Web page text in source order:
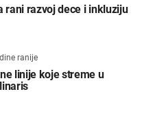
rani razvoj dece i inkluziju
ranije
linije koje streme u